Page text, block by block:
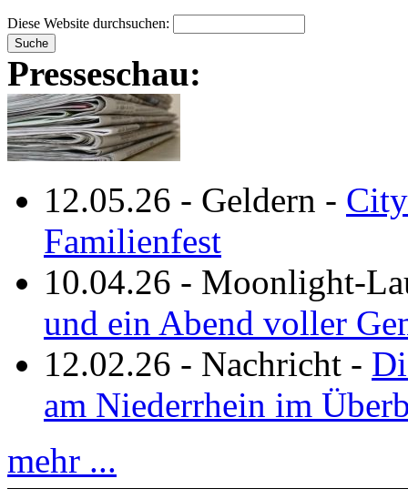
Diese Website durchsuchen:
Presseschau:
12.05.26 - Geldern -
Familienfest
10.04.26 - Moonlight-
und ein Abend voller
12.02.26 - Nachricht -
am Niederrhein im
mehr ...